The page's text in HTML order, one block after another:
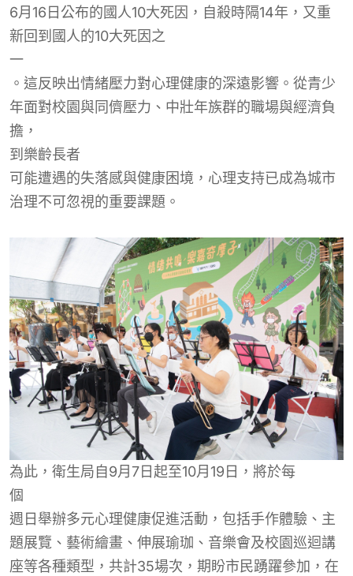
6月16日公布的國人10大死因，自殺時隔14年，又重
新回到國人的10大死因之
一
。這反映出情緒壓力對心理健康的深遠影響。從青少
年面對校園與同儕壓力、中壯年族群的職場與經濟負
擔，
到樂齡長者
可能遭遇的失落感與健康困境，心理支持已成為城市
治理不可忽視的重要課題。
為此，衛生局自9月7日起至10月19日，將於每
個
週日舉辦多元心理健康促進活動，包括手作體驗、主
題展覽、藝術繪畫、伸展瑜珈、音樂會及校園巡迴講
座等各種類型，共計35場次，期盼市民踴躍參加，在